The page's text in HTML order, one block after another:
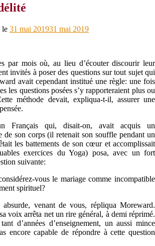
le 31 mai 201931 mai 2019
par mois où, au lieu d’écouter discourir leur
invités à poser des questions sur tout sujet qui
avait cependant institué une règle: une fois
les questions posées s’y rapporteraient plus ou
méthode devait, expliqua-t-il, assurer une
Français qui, disait-on, avait acquis un
de son corps (il retenait son souffle pendant un
les battements de son cœur et accomplissait
exercices du Yoga) posa, avec un fort
suivante:
vous le mariage comme incompatible
spirituel?
absurde, venant de vous, répliqua Moreward.
voix arrêta net un rire général, à demi réprimé.
d’années d’enseignement, un aussi mince
encore capable de répondre à cette question